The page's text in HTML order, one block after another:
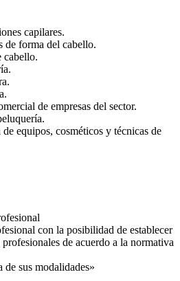
capilares.
de forma del cabello.
cabello.
de empresas del sector.
equipos, cosméticos y técnicas de
con la posibilidad de establecer
de acuerdo a la normativa
sus modalidades»